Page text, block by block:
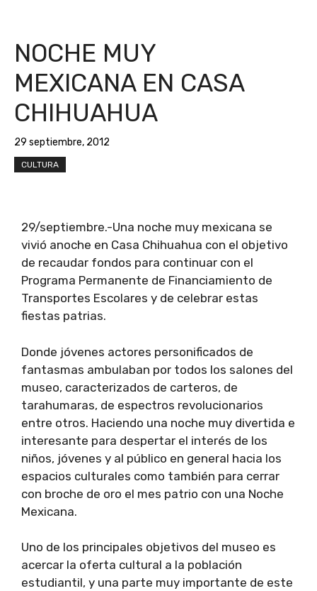
NOCHE MUY
MEXICANA EN CASA
CHIHUAHUA
29 septiembre, 2012
CULTURA
29/septiembre.-Una noche muy mexicana se
vivió anoche en Casa Chihuahua con el objetivo
de recaudar fondos para continuar con el
Programa Permanente de Financiamiento de
Transportes Escolares y de celebrar estas
fiestas patrias.
Donde jóvenes actores personificados de
fantasmas ambulaban por todos los salones del
museo, caracterizados de carteros, de
tarahumaras, de espectros revolucionarios
entre otros. Haciendo una noche muy divertida e
interesante para despertar el interés de los
niños, jóvenes y al público en general hacia los
espacios culturales como también para cerrar
con broche de oro el mes patrio con una Noche
Mexicana.
Uno de los principales objetivos del museo es
acercar la oferta cultural a la población
estudiantil, y una parte muy importante de este